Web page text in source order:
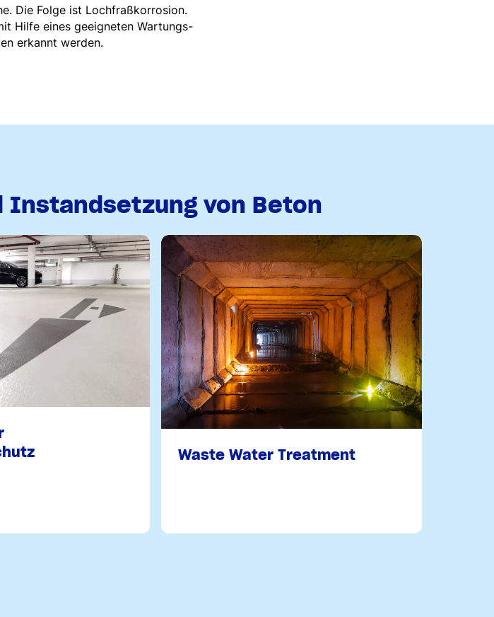
Die Folge ist Lochfraßkorrosion.
Hilfe eines geeigneten Wartungs-
erkannt werden.
Instandsetzung von Beton
Waste Water Treatment